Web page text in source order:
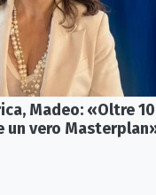
Madeo: «Oltre
un vero